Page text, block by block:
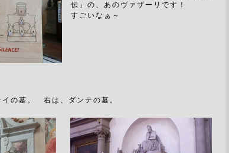
伝」の、あのヴァザーリです！
すごいなぁ～
の墓。 右は、ダンテの墓。